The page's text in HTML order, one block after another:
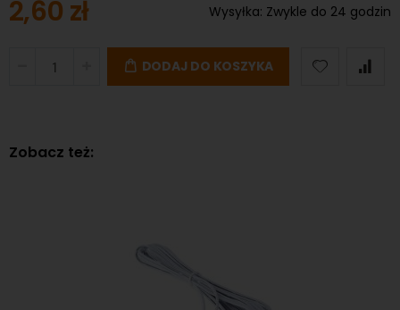
2,60 zł Wysyłka: Zwykle do 24 godzin
DODAJ DO KOSZYKA
Zobacz też: